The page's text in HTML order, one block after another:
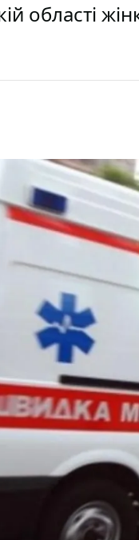
області